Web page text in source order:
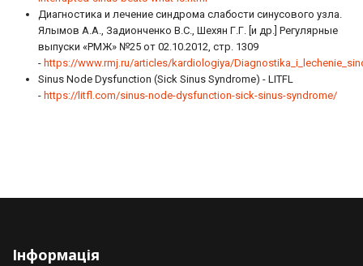
Диагностика и лечение синдрома слабости синусового узла.
Ялымов А.А., Задионченко В.С., Шехян Г.Г. [и др.] Регулярные
выпуски «РМЖ» №25 от 02.10.2012, стр. 1309
- https://www.rmj.ru/articles/kardiologiya/
Sinus Node Dysfunction (Sick Sinus Syndrome) - LITFL
- https://litfl.com/sinus-node-dysfunction-sick-sinus-syndrome/
Інформація